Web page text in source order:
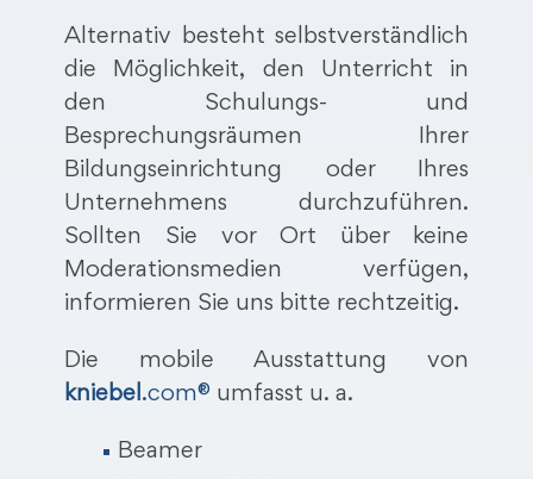
Alternativ besteht selbstverständlich
die Möglichkeit, den Unterricht in
den Schulungs- und
Besprechungsräumen Ihrer
Bildungseinrichtung oder Ihres
Unternehmens durchzuführen.
Sollten Sie vor Ort über keine
Moderationsmedien verfügen,
informieren Sie uns bitte rechtzeitig.
Die mobile Ausstattung von
kniebel .com® umfasst u. a.
Beamer